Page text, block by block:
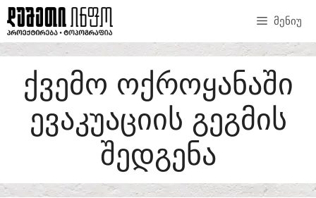
SKIP
TO
CONTENT
ᲛᲔᲜᲘᲣ
ᲥᲕᲔᲛᲝ ᲝᲥᲠᲝᲧᲐᲜᲐᲨᲘ
ᲔᲕᲐᲙᲣᲐᲪᲘᲘᲡ ᲒᲔᲒᲛᲘᲡ
ᲨᲔᲓᲒᲔᲜᲐ